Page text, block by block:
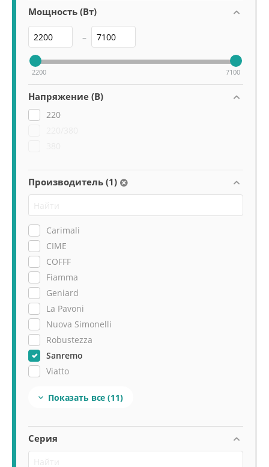
Мощность (Вт)
–
2200 7100
Напряжение (В)
220
Производитель (1)
Carimali
CIME
COFFF
Fiamma
Geniard
La Pavoni
Nuova Simonelli
Robustezza
Sanremo
Viatto
 Показать все (11)
Серия